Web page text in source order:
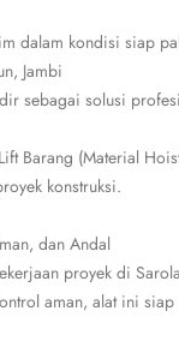
dalam kondisi siap
Jambi
sebagai solusi
Barang (Material
konstruksi.
dan Andal
proyek di
aman, alat ini